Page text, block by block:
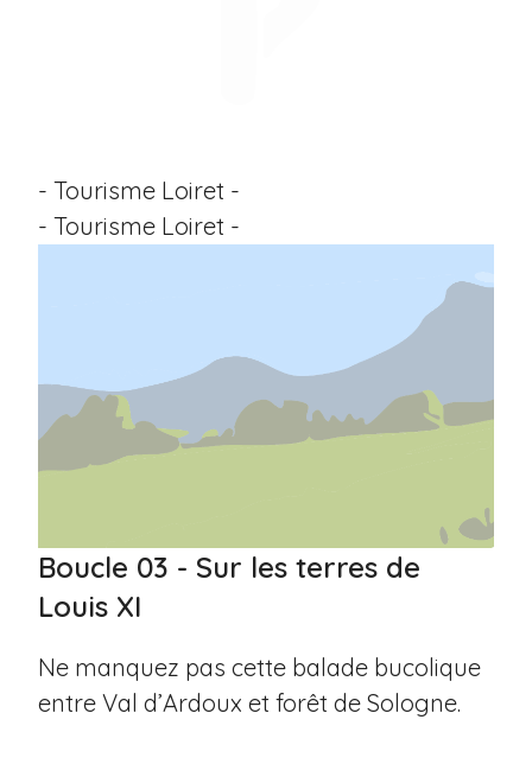
- Tourisme Loiret -
- Tourisme Loiret -
Boucle 03 - Sur les terres de
Louis XI
Ne manquez pas cette balade bucolique
entre Val d’Ardoux et forêt de Sologne.